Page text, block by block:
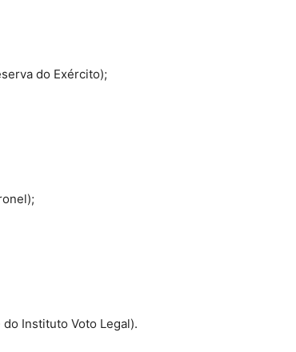
do Exército);
Instituto Voto Legal).